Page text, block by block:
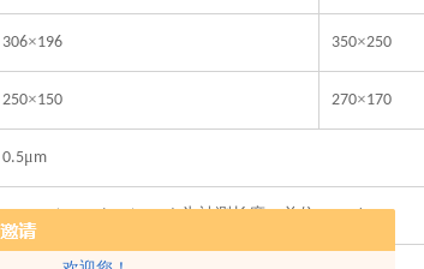
306×196 350×250
250×150 270×170
0.5μm
（ ）μ 为被测长度，单位：